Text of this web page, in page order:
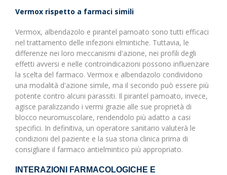
Vermox rispetto a farmaci simili
Vermox, albendazolo e pirantel pamoato sono tutti efficaci
nel trattamento delle infezioni elmintiche. Tuttavia, le
differenze nei loro meccanismi d'azione, nei profili degli
effetti avversi e nelle controindicazioni possono influenzare
la scelta del farmaco. Vermox e albendazolo condividono
una modalità d'azione simile, ma il secondo può essere più
potente contro alcuni parassiti. Il pirantel pamoato, invece,
agisce paralizzando i vermi grazie alle sue proprietà di
blocco neuromuscolare, rendendolo più adatto a casi
specifici. In definitiva, un operatore sanitario valuterà le
condizioni del paziente e la sua storia clinica prima di
consigliare il farmaco antielmintico più appropriato.
INTERAZIONI FARMACOLOGICHE E